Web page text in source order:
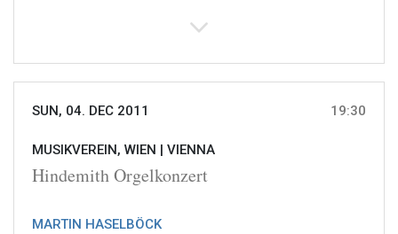
SUN, 04. DEC 2011 19:30
MUSIKVEREIN, WIEN | VIENNA
Hindemith Orgelkonzert
MARTIN HASELBÖCK